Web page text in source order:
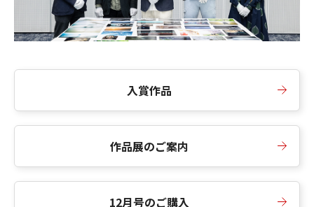
入賞作品
作品展のご案内
12月号のご購入